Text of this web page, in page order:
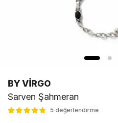
BY VİRGO
Sarven Şahmeran
5 değerlendirme